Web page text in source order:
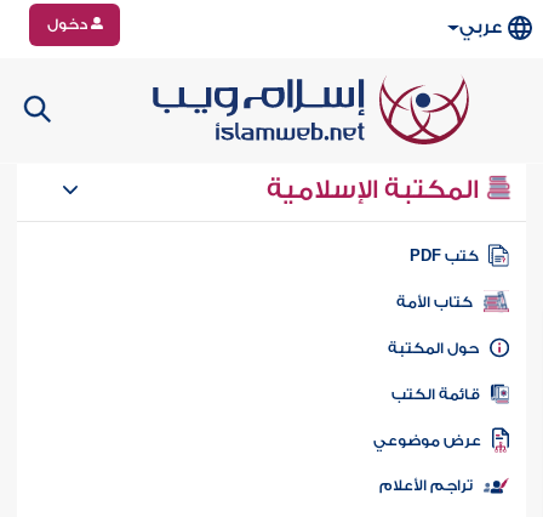
عربي دخول
المكتبة الإسلامية
كتب PDF
كتاب الأمة
المكتبة
الكتب
موضوعي